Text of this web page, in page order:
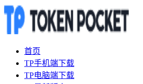
首页
TP手机端下载
TP电脑端下载